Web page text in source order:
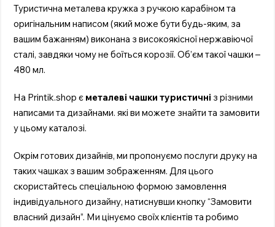
Туристична металева кружка з ручкою карабіном та
оригінальним написом (який може бути будь-яким, за
вашим бажанням) виконана з високоякісної нержавіючої
сталі, завдяки чому не боїться корозії. Об’єм такої чашки –
480 мл.
На Printik.shop є металеві чашки туристичні з різними
написами та дизайнами. які ви можете знайти та замовити
у цьому каталозі.
Окрім готових дизайнів, ми пропонуємо послуги друку на
таких чашках з вашим зображенням. Для цього
скористайтесь спеціальною формою замовлення
індивідуального дизайну, натиснувши кнопку “Замовити
власний дизайн”. Ми цінуємо своїх клієнтів та робимо